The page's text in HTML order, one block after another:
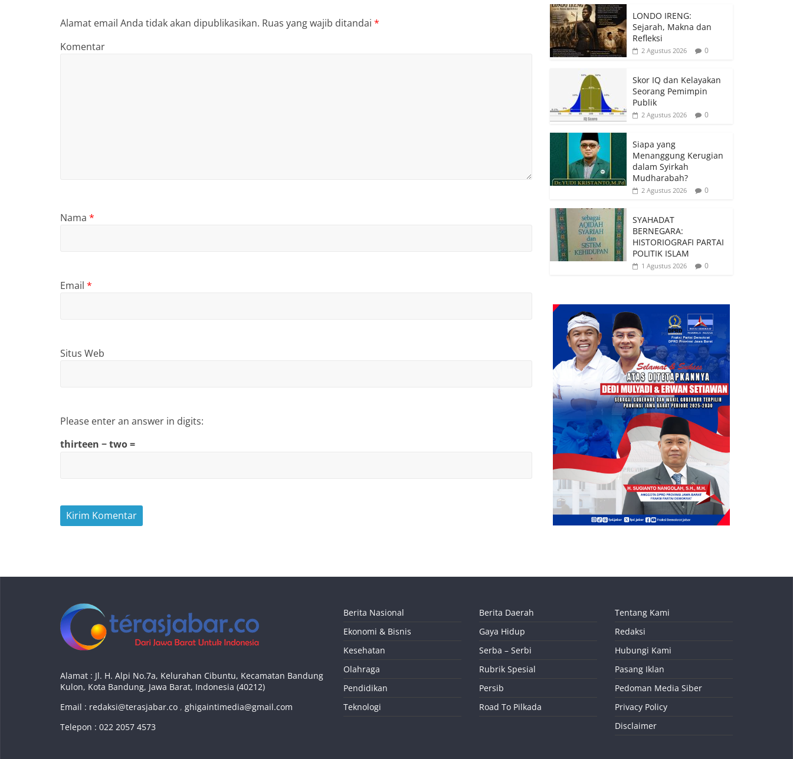
Alamat email Anda tidak akan dipublikasikan. Ruas yang wajib ditandai *
Komentar
Nama *
Email *
Situs Web
Please enter an answer in digits:
thirteen − two =
LONDO IRENG:
Sejarah, Makna dan
Refleksi
2 Agustus 2026 0
Skor IQ dan Kelayakan
Seorang Pemimpin
Publik
2 Agustus 2026 0
Siapa yang
Menanggung Kerugian
dalam Syirkah
Mudharabah?
2 Agustus 2026 0
SYAHADAT
BERNEGARA:
HISTORIOGRAFI PARTAI
POLITIK ISLAM
1 Agustus 2026 0
Alamat : Jl. H. Alpi No.7a, Kelurahan Cibuntu, Kecamatan Bandung
Kulon, Kota Bandung, Jawa Barat, Indonesia (40212)
Email : redaksi@terasjabar.co , ghigaintimedia@gmail.com
Telepon : 022 2057 4573
Berita Nasional
Ekonomi & Bisnis
Kesehatan
Olahraga
Pendidikan
Teknologi
Berita Daerah
Gaya Hidup
Serba – Serbi
Rubrik Spesial
Persib
Road To Pilkada
Tentang Kami
Redaksi
Hubungi Kami
Pasang Iklan
Pedoman Media Siber
Privacy Policy
Disclaimer